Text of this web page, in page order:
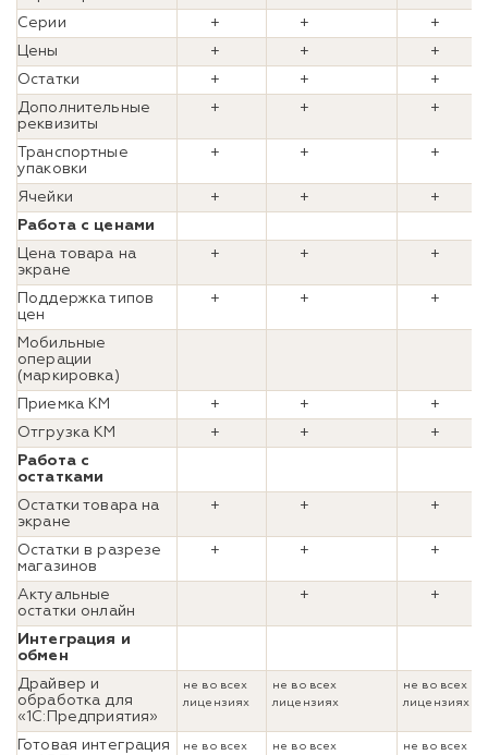
Серии
+ +
+
Цены
+ +
+
Остатки
+ +
+
Дополнительные
реквизиты
+ + +
Транспортные
упаковки
+ + +
Ячейки + +
+
Работа с ценами
Цена товара на
экране
+ + +
Поддержка типов
цен
+ + +
Мобильные
операции
(маркировка)
Приемка КМ
+ +
+
Отгрузка КМ
+ +
+
Работа с
остатками
Остатки товара на
экране
+ + +
Остатки в разрезе
магазинов
+ + +
Актуальные
остатки онлайн
+ +
Интеграция и
обмен
Драйвер и
обработка для
«1С:Предприятия»
не во всех
лицензиях
не во всех
лицензиях
не во всех
лицензиях
Готовая интеграция
не во всех
не во всех
не во всех